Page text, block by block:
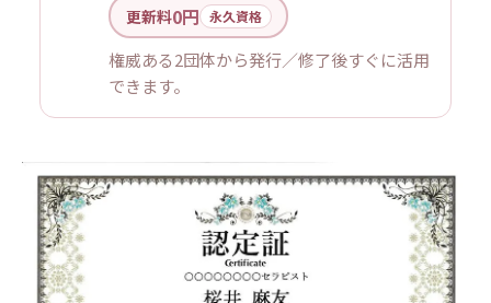
更新料0円 永久資格
権威ある2団体から発行／修了後すぐに活用
できます。